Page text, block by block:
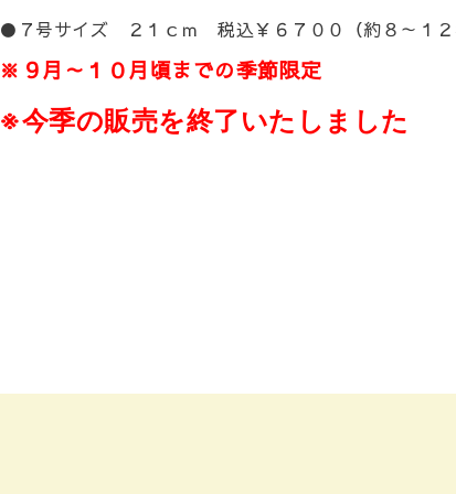
●７号サイズ ２１ｃｍ 税込￥６７００（約８～１２
※９月～１０月頃までの季節限定
※今季の販売を終了いたしました